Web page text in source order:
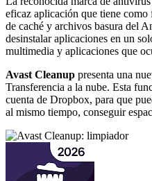
eficaz aplicación que tiene
de caché y archivos basura del
desinstalar aplicaciones en un
multimedia y aplicaciones que
Avast Cleanup presenta una
Transferencia a la nube. Esta
cuenta de Dropbox, para que
al mismo tiempo, conseguir